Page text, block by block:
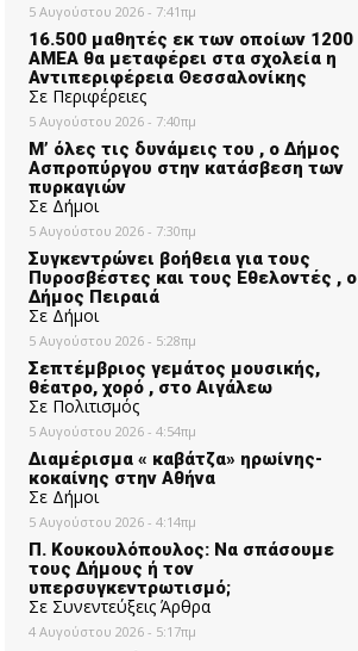
5 Αυγούστου 2026 - 7:41πμ
16.500 μαθητές εκ των οποίων 1200
ΑΜΕΑ θα μεταφέρει στα σχολεία η
Αντιπεριφέρεια Θεσσαλονίκης
Σε Περιφέρειες
5 Αυγούστου 2026 - 7:40πμ
Μ’ όλες τις δυνάμεις του , ο Δήμος
Ασπροπύργου στην κατάσβεση των
πυρκαγιών
Σε Δήμοι
5 Αυγούστου 2026 - 7:30πμ
Συγκεντρώνει βοήθεια για τους
Πυροσβέστες και τους Εθελοντές , ο
Δήμος Πειραιά
Σε Δήμοι
5 Αυγούστου 2026 - 5:28πμ
Σεπτέμβριος γεμάτος μουσικής,
θέατρο, χορό , στο Αιγάλεω
Σε Πολιτισμός
5 Αυγούστου 2026 - 4:54πμ
Διαμέρισμα « καβάτζα» ηρωίνης-
κοκαίνης στην Αθήνα
Σε Δήμοι
5 Αυγούστου 2026 - 4:14πμ
Π. Κουκουλόπουλος: Να σπάσουμε
τους Δήμους ή τον
υπερσυγκεντρωτισμό;
Σε Συνεντεύξεις Άρθρα
4 Αυγούστου 2026 - 5:17πμ